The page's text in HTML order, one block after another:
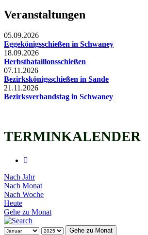
Veranstaltungen
05.09.2026
Eggekönigsschießen in Schwaney
18.09.2026
Herbstbataillonsschießen
07.11.2026
Bezirkskönigsschießen in Sande
21.11.2026
Bezirksverbandstag in Schwaney
TERMINKALENDER
Nach Jahr
Nach Monat
Nach Woche
Heute
Gehe zu Monat
Gehe zu Monat